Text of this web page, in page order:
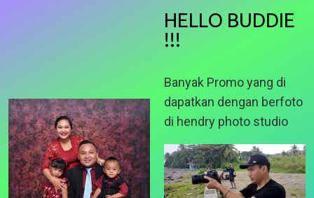
HELLO BUDDIE
!!!
Banyak Promo yang di
dapatkan dengan berfoto
di hendry photo studio